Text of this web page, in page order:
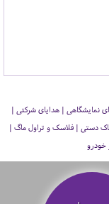
نمایشگاهی | هدایای شرکتی |
دستی | فلاسک و تراول ماگ |
خودرو